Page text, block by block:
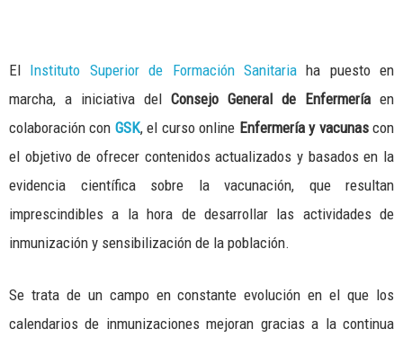
El Instituto Superior de Formación Sanitariaha puesto en
marcha, a iniciativa del Consejo General de Enfermería en
colaboración con GSK, el curso online Enfermería y vacunascon
el objetivo de ofrecer contenidos actualizados y basados en la
evidencia científica sobre la vacunación, que resultan
imprescindibles a la hora de desarrollar las actividades de
inmunización y sensibilización de la población.
Se trata de un campo en constante evolución en el que los
calendarios de inmunizaciones mejoran gracias a la continua